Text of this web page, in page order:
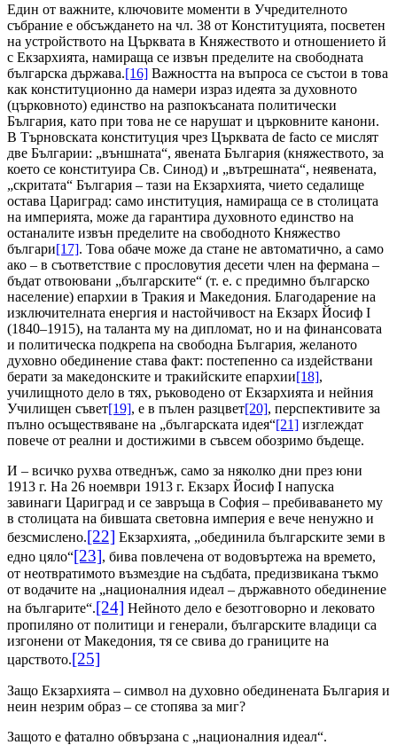
Един от важните, ключовите моменти в Учредителното
събрание е обсъждането на чл. 38 от Конституцията, посветен
на устройството на Църквата в Княжеството и отношението й
с Екзархията, намираща се извън пределите на свободната
българска държава.[16] Важността на въпроса се състои в това
как конституционно да намери израз идеята за духовното
(църковното) единство на разпокъсаната политически
България, като при това не се нарушат и църковните канони.
В Търновската конституция чрез Църквата de facto се мислят
две Българии: „външната“, явената България (княжеството, за
което се конституира Св. Синод) и „вътрешната“, неявената,
„скритата“ България – тази на Екзархията, чието седалище
остава Цариград: само институция, намираща се в столицата
на империята, може да гарантира духовното единство на
останалите извън пределите на свободното Княжество
българи[17]. Това обаче може да стане не автоматично, а само
ако – в съответствие с прословутия десети член на фермана –
бъдат отвоювани „българските“ (т. е. с предимно българско
население) епархии в Тракия и Македония. Благодарение на
изключителната енергия и настойчивост на Екзарх Йосиф I
(1840–1915), на таланта му на дипломат, но и на финансовата
и политическа подкрепа на свободна България, желаното
духовно обединение става факт: постепенно са издействани
берати за македонските и тракийските епархии[18],
училищното дело в тях, ръководено от Екзархията и нейния
Училищен съвет[19], е в пълен разцвет[20], перспективите за
пълно осъществяване на „българската идея“[21] изглеждат
повече от реални и достижими в съвсем обозримо бъдеще.
И – всичко рухва отведнъж, само за няколко дни през юни
1913 г. На 26 ноември 1913 г. Екзарх Йосиф I напуска
завинаги Цариград и се завръща в София – пребиваването му
в столицата на бившата световна империя е вече ненужно и
безсмислено.[22] Eкзархията, „обединила българските земи в
едно цяло“[23], бива повлечена от водовъртежа на времето,
от неотвратимото възмездие на съдбата, предизвикана тъкмо
от водачите на „националния идеал – държавното обединение
на българите“.[24] Нейното дело е безотговорно и лековато
пропиляно от политици и генерали, българските владици са
изгонени от Македония, тя се свива до границите на
царството.[25]
Защо Екзархията – символ на духовно обединената България и
неин незрим образ – се стопява за миг?
Защото е фатално обвързана с „националния идеал“.